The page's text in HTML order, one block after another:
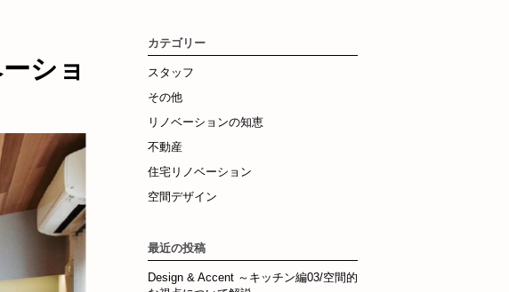
ショ
カテゴリー
スタッフ
その他
リノベーションの知恵
不動産
住宅リノベーション
空間デザイン
最近の投稿
Design & Accent ～キッチン編03/空間的